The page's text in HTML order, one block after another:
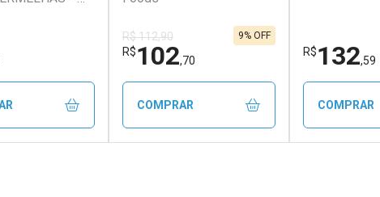
R$ 112,90
R$102,70
9% OFF
COMPRAR
R$132,59
COMPRAR